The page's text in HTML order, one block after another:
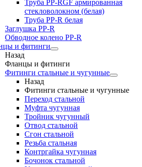
Труба PP-RGF армированная
стекловолокном (белая)
Труба РР-R белая
Заглушка PP-R
Обводное колено PP-R
и фитинги
Назад
Фланцы и фитинги
Фитинги стальные и чугунные
Назад
Фитинги стальные и чугунные
Переход стальной
Муфта чугунная
Тройник чугунный
Отвод стальной
Сгон стальной
Резьба стальная
Контргайка чугунная
Бочонок стальной